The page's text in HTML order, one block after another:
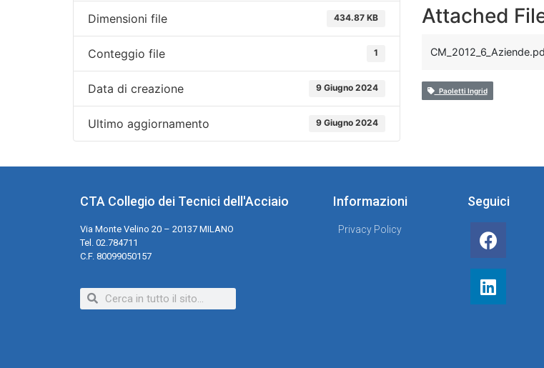
Dimensioni file 434.87 KB
Conteggio file 1
Data di creazione 9 Giugno 2024
Ultimo aggiornamento 9 Giugno 2024
Attached
Paoletti Ingrid
CTA Collegio dei Tecnici dell'Acciaio
Via Monte Velino 20 – 20137 MILANO
Tel. 02.784711
C.F. 80099050157
Informazioni
Privacy Policy
Seguici